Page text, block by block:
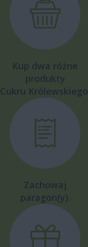
Kup dwa różne
produkty
Cukru
Zachowaj
paragon(y).